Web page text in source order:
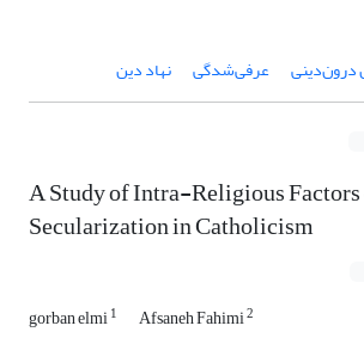
درون‌دینی عرفی‌شدگی نهاد دین
A Study of Intra-Religious
Secularization in Catholicism
gorban elmi1 Afsaneh Fahimi2